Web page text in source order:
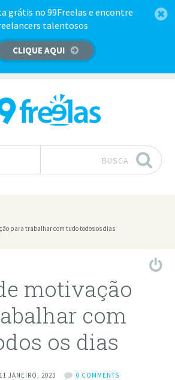
grátis no 99Freelas e encontre
talentosos
CLIQUE AQUI
BUSCA
para trabalhar com tudo todos os dias
motivação
com
os dias
11 JANEIRO, 2023
0 COMMENTS